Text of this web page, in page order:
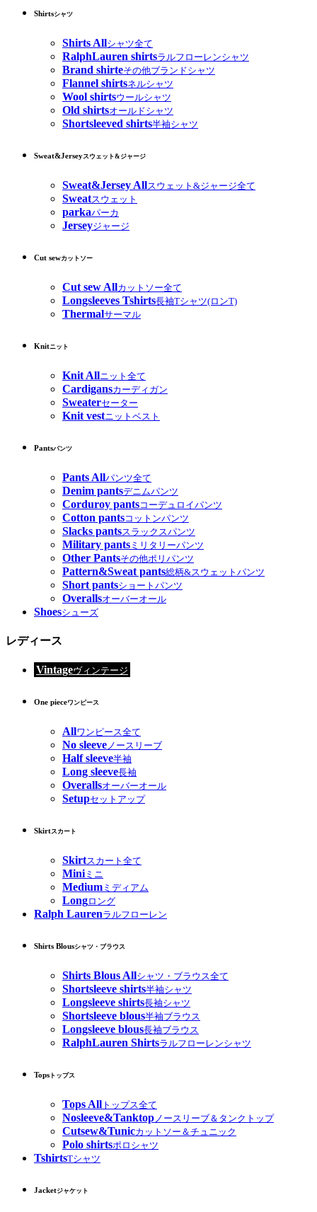
Shirtsシャツ
Shirts Allシャツ全て
RalphLauren shirtsラルフローレンシャツ
Brand shirteその他ブランドシャツ
Flannel shirtsネルシャツ
Wool shirtsウールシャツ
Old shirtsオールドシャツ
Shortsleeved shirts半袖シャツ
Sweat&Jerseyスウェット&ジャージ
Sweat&Jersey Allスウェット&ジャージ全て
Sweatスウェット
parkaパーカ
Jerseyジャージ
Cut sewカットソー
Cut sew Allカットソー全て
Longsleeves Tshirts長袖Tシャツ(ロンT)
Thermalサーマル
Knitニット
Knit Allニット全て
Cardigansカーディガン
Sweaterセーター
Knit vestニットベスト
Pantsパンツ
Pants Allパンツ全て
Denim pantsデニムパンツ
Corduroy pantsコーデュロイパンツ
Cotton pantsコットンパンツ
Slacks pantsスラックスパンツ
Military pants ミリタリーパンツ
Other Pantsその他ポリパンツ
Pattern&Sweat pants総柄&スウェットパンツ
Short pantsショートパンツ
Overallsオーバーオール
Shoesシューズ
レディース
Vintageヴィンテージ
One pieceワンピース
Allワンピース全て
No sleeveノースリーブ
Half sleeve半袖
Long sleeve長袖
Overallsオーバーオール
Setupセットアップ
Skirtスカート
Skirtスカート全て
Miniミニ
Medium ミディアム
Longロング
Ralph Laurenラルフローレン
Shirts Blousシャツ・ブラウス
Shirts Blous Allシャツ・ブラウス全て
Shortsleeve shirts半袖シャツ
Longsleeve shirts長袖シャツ
Shortsleeve blous半袖ブラウス
Longsleeve blous長袖ブラウス
RalphLauren Shirtsラルフローレンシャツ
Tops トップス
Tops All トップス全て
Nosleeve&Tanktop ノースリーブ＆タンクトップ
Cutsew&Tunicカットソー＆チュニック
Polo shirtsポロシャツ
TshirtsTシャツ
Jacketジャケット